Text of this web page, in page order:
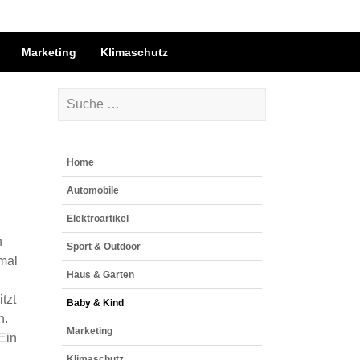
Marketing Klimaschutz
Home
Automobile
Elektroartikel
Sport & Outdoor
Haus & Garten
Baby & Kind
Marketing